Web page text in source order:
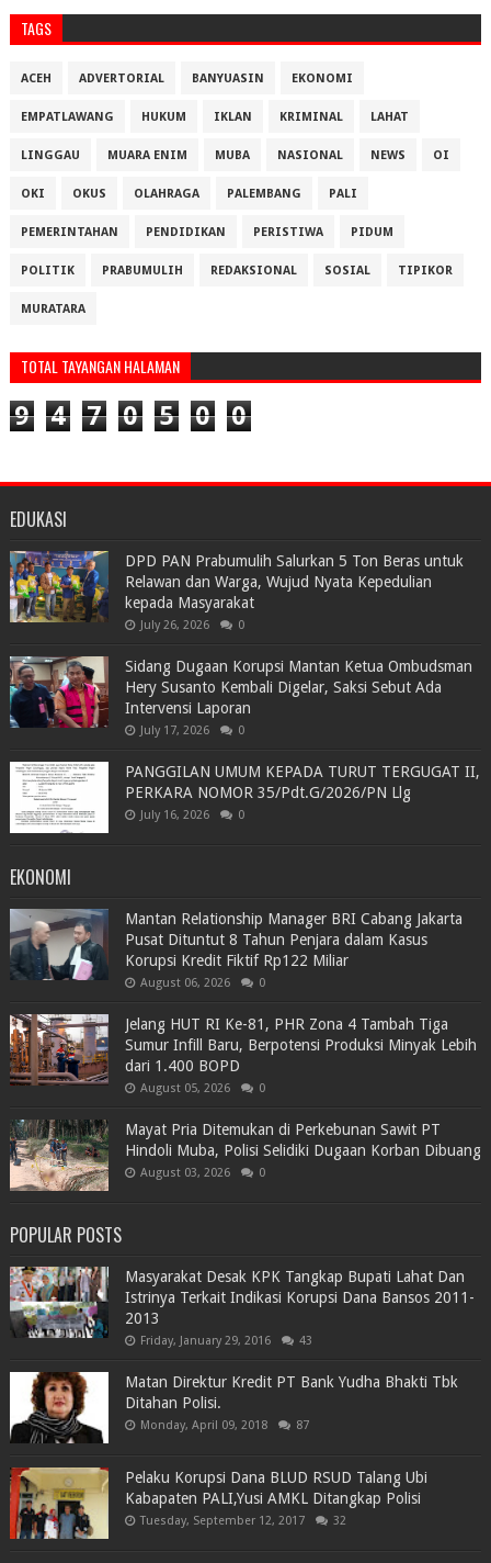
TAGS
ACEH ADVERTORIAL BANYUASIN EKONOMI
EMPATLAWANG HUKUM IKLAN KRIMINAL LAHAT
LINGGAU MUARA ENIM MUBA NASIONAL NEWS OI
OKI OKUS OLAHRAGA PALEMBANG PALI
PEMERINTAHAN PENDIDIKAN PERISTIWA PIDUM
POLITIK PRABUMULIH REDAKSIONAL SOSIAL TIPIKOR
MURATARA
TOTAL TAYANGAN HALAMAN
9 4 7 0 5 0 0
EDUKASI
DPD PAN Prabumulih Salurkan 5 Ton Beras untuk
Relawan dan Warga, Wujud Nyata Kepedulian
kepada Masyarakat
July 26, 2026 0
Sidang Dugaan Korupsi Mantan Ketua Ombudsman
Hery Susanto Kembali Digelar, Saksi Sebut Ada
Intervensi Laporan
July 17, 2026 0
PANGGILAN UMUM KEPADA TURUT TERGUGAT II,
PERKARA NOMOR 35/Pdt.G/2026/PN Llg
July 16, 2026 0
EKONOMI
Mantan Relationship Manager BRI Cabang Jakarta
Pusat Dituntut 8 Tahun Penjara dalam Kasus
Korupsi Kredit Fiktif Rp122 Miliar
August 06, 2026 0
Jelang HUT RI Ke-81, PHR Zona 4 Tambah Tiga
Sumur Infill Baru, Berpotensi Produksi Minyak Lebih
dari 1.400 BOPD
August 05, 2026 0
Mayat Pria Ditemukan di Perkebunan Sawit PT
Hindoli Muba, Polisi Selidiki Dugaan Korban Dibuang
August 03, 2026 0
POPULAR POSTS
Masyarakat Desak KPK Tangkap Bupati Lahat Dan
Istrinya Terkait Indikasi Korupsi Dana Bansos 2011-
2013
Friday, January 29, 2016 43
Matan Direktur Kredit PT Bank Yudha Bhakti Tbk
Ditahan Polisi.
Monday, April 09, 2018 87
Pelaku Korupsi Dana BLUD RSUD Talang Ubi
Kabapaten PALI,Yusi AMKL Ditangkap Polisi
Tuesday, September 12, 2017 32